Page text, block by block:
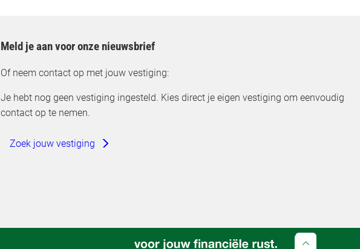
Meld je aan voor onze nieuwsbrief
Of neem contact op met jouw vestiging:
Je hebt nog geen vestiging ingesteld. Kies direct je eigen vestiging om eenvoudig
contact op te nemen.
Zoek jouw vestiging